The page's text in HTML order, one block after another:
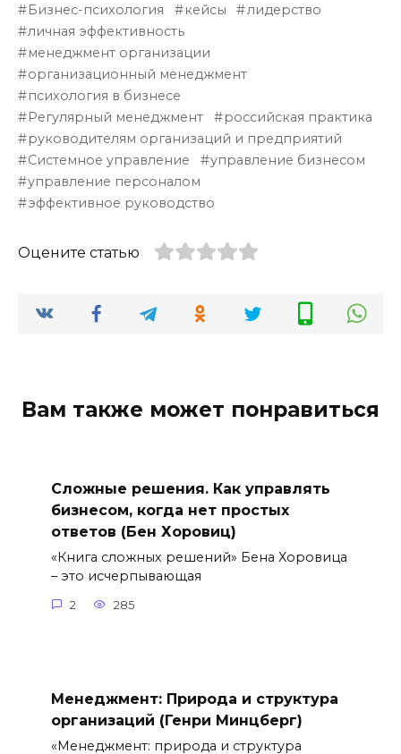
Бизнес-психология кейсы
лидерство
личная эффективность
менеджмент организации
организационный менеджмент
психология в бизнесе
Регулярный менеджмент
российская практика
руководителям организаций и предприятий
Системное управление
управление бизнесом
управление персоналом
эффективное руководство
Оцените статью
Вам также может понравиться
Сложные решения. Как управлять
бизнесом, когда нет простых
ответов (Бен Хоровиц)
«Книга сложных решений» Бена Хоровица
– это исчерпывающая
2 285
Менеджмент: Природа и структура
организаций (Генри Минцберг)
«Менеджмент: природа и структура